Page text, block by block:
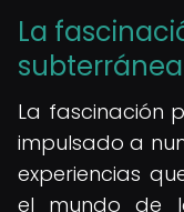
La
subterránea
La fascinación
impulsado a
experiencias
el mundo de